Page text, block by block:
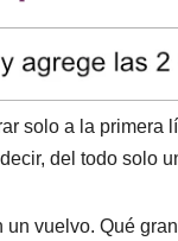
solo a la
del todo solo
un vuelvo. Qué